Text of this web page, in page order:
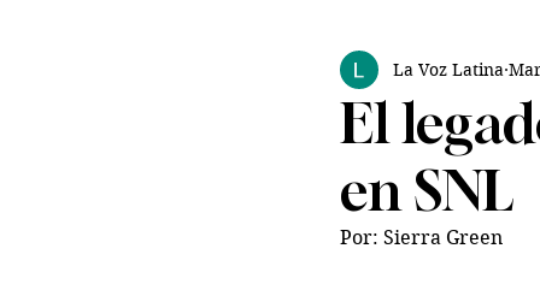
Opinion Food
Science
El
en SNL
La Voz Latina
Por: Sierra Green